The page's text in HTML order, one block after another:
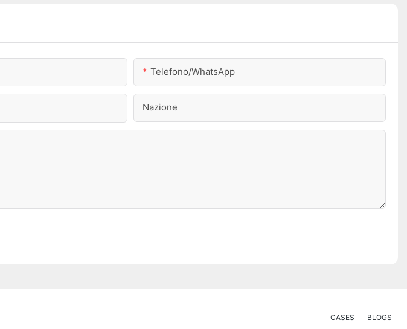
Telefono/WhatsApp
Nazione
BLOGS
CASES